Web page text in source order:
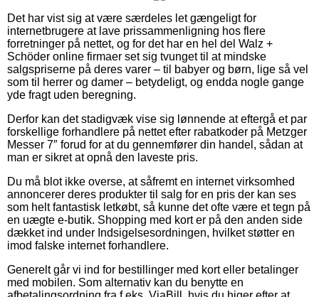
Det har vist sig at være særdeles let gængeligt for
internetbrugere at lave prissammenligning hos flere
forretninger på nettet, og for det har en hel del Walz +
Schöder online firmaer set sig tvunget til at mindske
salgspriserne på deres varer – til babyer og børn, lige så vel
som til herrer og damer – betydeligt, og endda nogle gange
yde fragt uden beregning.
Derfor kan det stadigvæk vise sig lønnende at eftergå et par
forskellige forhandlere på nettet efter rabatkoder på Metzger
Messer 7″ forud for at du gennemfører din handel, sådan at
man er sikret at opnå den laveste pris.
Du må blot ikke overse, at såfremt en internet virksomhed
annoncerer deres produkter til salg for en pris der kan ses
som helt fantastisk letkøbt, så kunne det ofte være et tegn på
en uægte e-butik. Shopping med kort er på den anden side
dækket ind under Indsigelsesordningen, hvilket støtter en
imod falske internet forhandlere.
Generelt går vi ind for bestillinger med kort eller betalinger
med mobilen. Som alternativ kan du benytte en